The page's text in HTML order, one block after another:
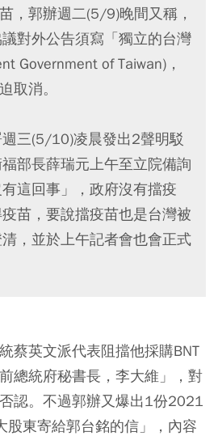
，郭辦週二(5/9)晚間又稱，
對外公告須寫「獨立的台灣
Government of Taiwan)，
取消。
三(5/10)凌晨發出2聲明駁
部長薛瑞元上午至立院備詢
這回事」，政府沒有擋疫
苗，要說擋疫苗也是台灣被
，並於上午記者會也會正式
蔡英文派代表阻擋他採購BNT
總統府秘書長，李大維」，對
認。不過郭辦又爆出1份2021
股東寄給郭台銘的信」，內容